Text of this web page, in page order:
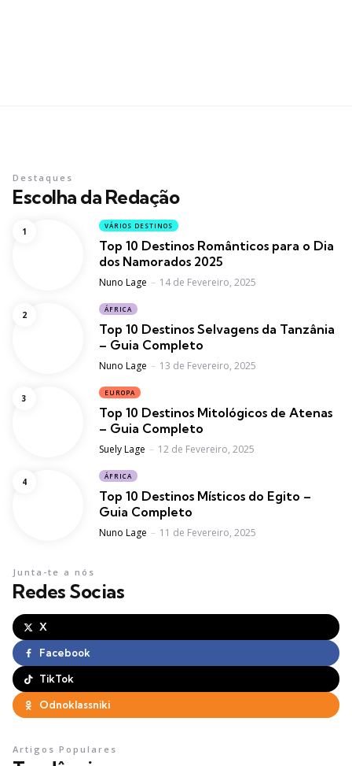
Escolha da Redação
Destaques
VÁRIOS DESTINOS
Top 10 Destinos Românticos para o Dia
dos Namorados 2025
Posted
Nuno Lage 14 de Fevereiro, 2025
ÁFRICA
Top 10 Destinos Selvagens da Tanzânia
– Guia Completo
Posted
Nuno Lage 13 de Fevereiro, 2025
EUROPA
Top 10 Destinos Mitológicos de Atenas
– Guia Completo
Posted
Suely Lage 12 de Fevereiro, 2025
ÁFRICA
Top 10 Destinos Místicos do Egito –
Guia Completo
Posted
Nuno Lage 11 de Fevereiro, 2025
Redes Socias
Junta-te a nós
X
Facebook
TikTok
Odnoklassniki
Artigos Populares